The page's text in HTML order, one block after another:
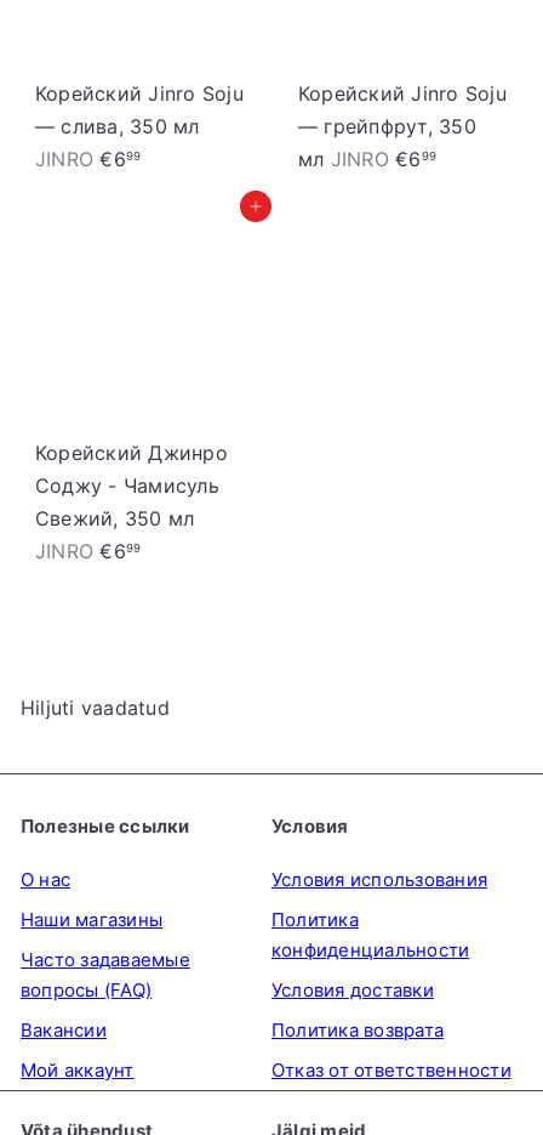
Корейский Jinro Soju
— слива, 350 мл
JINRO€699
Корейский Jinro Soju
— грейпфрут, 350
мл JINRO€699
Добавить в корзину
Корейский Джинро
Соджу - Чамисуль
Свежий, 350 мл
JINRO€699
Hiljuti vaadatud
Полезные ссылки
О нас
Наши магазины
Часто задаваемые
вопросы (FAQ)
Вакансии
Мой аккаунт
Условия
Условия использования
Политика
конфиденциальности
Условия доставки
Политика возврата
Отказ от ответственности